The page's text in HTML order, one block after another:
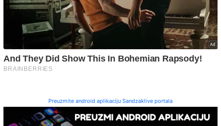
Preuzmite android aplikaciju Sandzaklive portala